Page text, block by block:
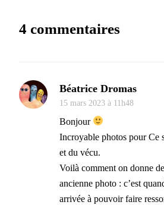
4 commentaires
Béatrice Dromas
15 mars 2023 à 11h48
Bonjour
Incroyable photos pour Ce
et du vécu.
Voilà comment on donne
ancienne photo : c’est
arrivée à pouvoir faire